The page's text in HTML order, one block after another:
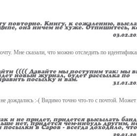
повторно. Книгу, к сожалению,
она ничем не хуже. Отпишитесь,
Мне сказали, что можно отследить по
(((( Давайте мы поступим так: мы
новый журнал, будет рассылка по
посылку и вам.
дождались :-( Видимо точно что-то с почтой. Может
и не придет, придется высылать
нет, придется чем-нибудь другим,
в Саров - всегда доходило,